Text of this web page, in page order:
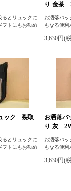
るとリュックに
フトにもお勧め
り-金茶
お洒落バッ
もなる便
3,630円(
ック 裂取
るとリュックに
フトにもお勧め
お洒落
り-灰 2
お洒落バッ
もなる便
3,630円(